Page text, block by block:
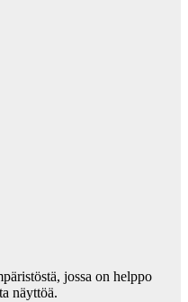
jossa on helppo
näyttöä.